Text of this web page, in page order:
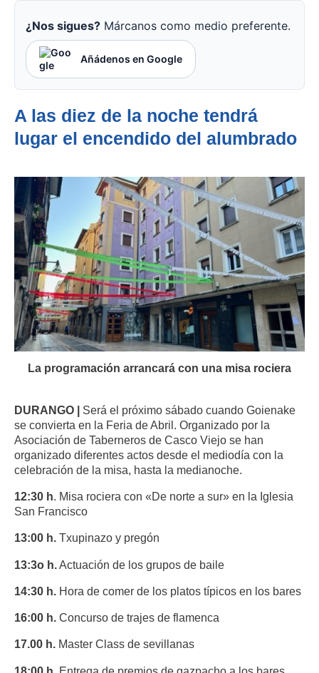
¿Nos sigues? Márcanos como medio preferente.
Añádenos en Google
A las diez de la noche tendrá
lugar el encendido del alumbrado
La programación arrancará con una misa rociera
DURANGO | Será el próximo sábado cuando Goienake
se convierta en la Feria de Abril. Organizado por la
Asociación de Taberneros de Casco Viejo se han
organizado diferentes actos desde el mediodía con la
celebración de la misa, hasta la medianoche.
12:30 h. Misa rociera con «De norte a sur» en la Iglesia
San Francisco
13:00 h. Txupinazo y pregón
13:3o h.Actuación de los grupos de baile
14:30 h. Hora de comer de los platos típicos en los bares
16:00 h. Concurso de trajes de flamenca
17.00 h. Master Class de sevillanas